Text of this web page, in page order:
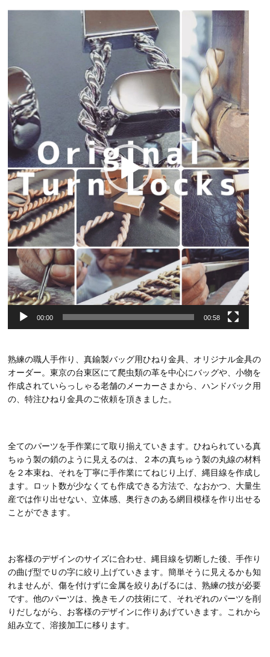
ー
ー
00:00 00:58
熟練の職人手作り、真鍮製バッグ用ひねり金具、オリジナル金具の
オーダー。東京の台東区にて爬虫類の革を中心にバッグや、小物を
作成されていらっしゃる老舗のメーカーさまから、ハンドバック用
の、特注ひねり金具のご依頼を頂きました。
全てのパーツを手作業にて取り揃えていきます。ひねられている真
ちゅう製の鎖のように見えるのは、２本の真ちゅう製の丸線の材料
を２本束ね、それを丁寧に手作業にてねじり上げ、縄目線を作成し
ます。ロット数が少なくても作成できる方法で、なおかつ、大量生
産では作り出せない、立体感、奥行きのある網目模様を作り出せる
ことができます。
お客様のデザインのサイズに合わせ、縄目線を切断した後、手作り
の曲げ型でＵの字に絞り上げていきます。簡単そうに見えるかも知
れませんが、傷を付けずに金属を絞りあげるには、熟練の技が必要
です。他のパーツは、挽きモノの技術にて、それぞれのパーツを削
りだしながら、お客様のデザインに作りあげていきます。これから
組み立て、溶接加工に移ります。